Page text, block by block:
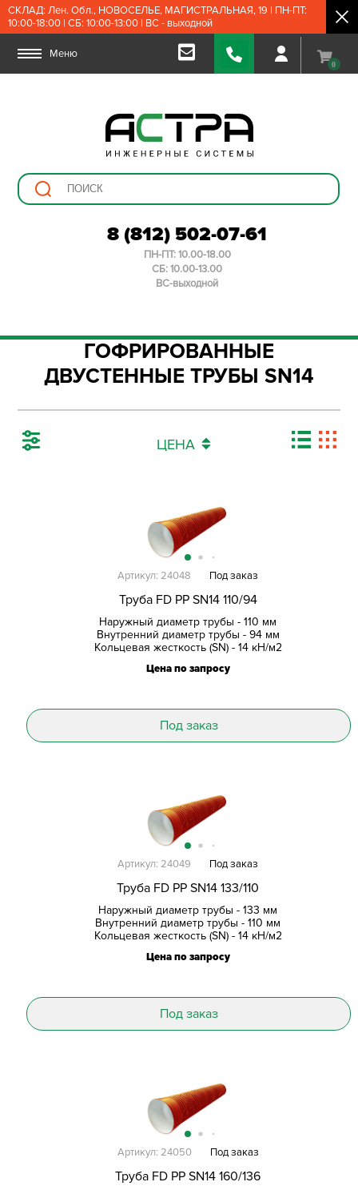
СКЛАД: Лен. Обл., НОВОСЕЛЬЕ, МАГИСТРАЛЬНАЯ, 19 | ПН-ПТ:
10:00-18:00 | СБ: 10:00-13:00 | ВС - выходной
Меню
0
8 (812) 502-07-61
ПН-ПТ: 10.00-18.00
СБ: 10.00-13.00
ВС-выходной
ГОФРИРОВАННЫЕ
ДВУСТЕННЫЕ ТРУБЫ SN14
ЦЕНА
Труба FD PP SN14 110/94
Наружный диаметр трубы - 110 мм
Внутренний диаметр трубы - 94 мм
Кольцевая жесткость (SN) - 14 кН/м2
Артикул: 24048 Под заказ
Цена по запросу
Под заказ
Труба FD PP SN14 133/110
Наружный диаметр трубы - 133 мм
Внутренний диаметр трубы - 110 мм
Кольцевая жесткость (SN) - 14 кН/м2
Артикул: 24049 Под заказ
Цена по запросу
Под заказ
Труба FD PP SN14 160/136
Артикул: 24050 Под заказ